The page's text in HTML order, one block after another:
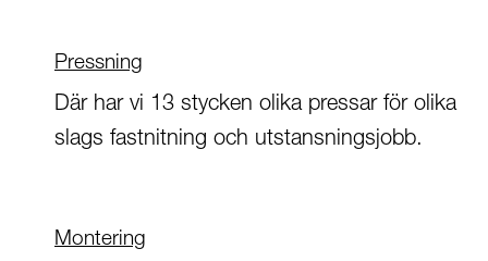
Pressning
Där har vi 13 stycken olika pressar för olika
slags fastnitning och utstansningsjobb.
Montering